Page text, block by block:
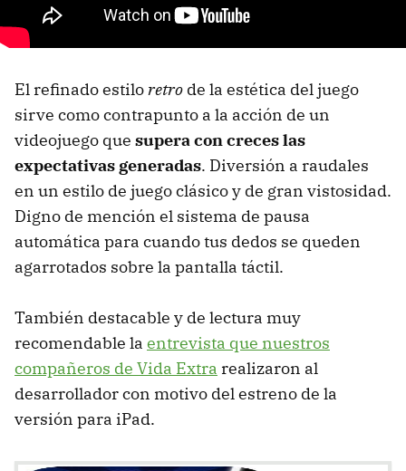
El refinado estiloretro de la estética del juego
sirve como contrapunto a la acción de un
videojuego que supera con creces las
expectativas generadas. Diversión a raudales
en un estilo de juego clásico y de gran vistosidad.
Digno de mención el sistema de pausa
automática para cuando tus dedos se queden
agarrotados sobre la pantalla táctil.
También destacable y de lectura muy
recomendable la entrevista que nuestros
compañeros de Vida Extra realizaron al
desarrollador con motivo del estreno de la
versión para iPad.